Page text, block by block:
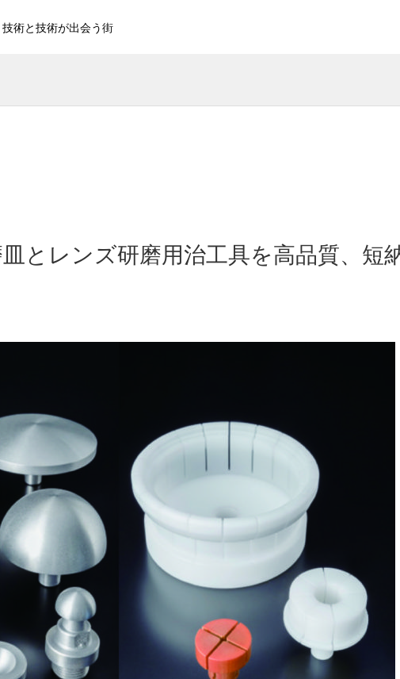
術と技術が出会う街
とレンズ研磨用治工具を高品質、短